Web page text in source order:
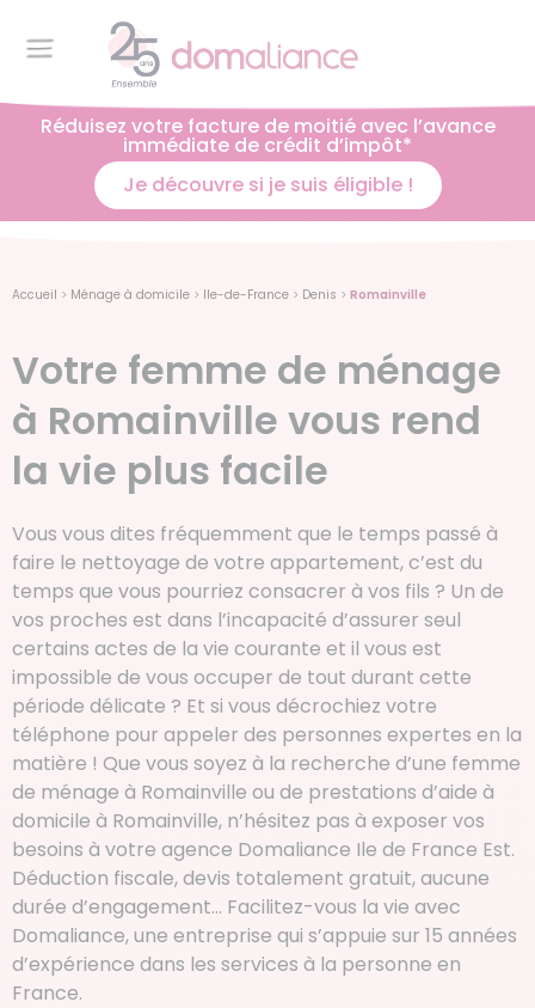
Réduisez votre facture de moitié avec l’avance
immédiate de crédit d’impôt*
Je découvre si je suis éligible !
Accueil > Ménage à domicile > Ile-de-France > Denis > Romainville
Votre femme de ménage
à Romainville vous rend
la vie plus facile
Vous vous dites fréquemment que le temps passé à
faire le nettoyage de votre appartement, c’est du
temps que vous pourriez consacrer à vos fils ? Un de
vos proches est dans l’incapacité d’assurer seul
certains actes de la vie courante et il vous est
impossible de vous occuper de tout durant cette
période délicate ? Et si vous décrochiez votre
téléphone pour appeler des personnes expertes en la
matière ! Que vous soyez à la recherche d’une femme
de ménage à Romainville ou de prestations d’aide à
domicile à Romainville, n’hésitez pas à exposer vos
besoins à votre agence Domaliance Ile de France Est.
Déduction fiscale, devis totalement gratuit, aucune
durée d’engagement… Facilitez-vous la vie avec
Domaliance, une entreprise qui s’appuie sur 15 années
d’expérience dans les services à la personne en
France.